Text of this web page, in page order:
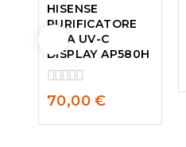
HISENSE
PURIFICATORE
ARIA UV-C
DISPLAY AP580H
0
out
of
70,00€